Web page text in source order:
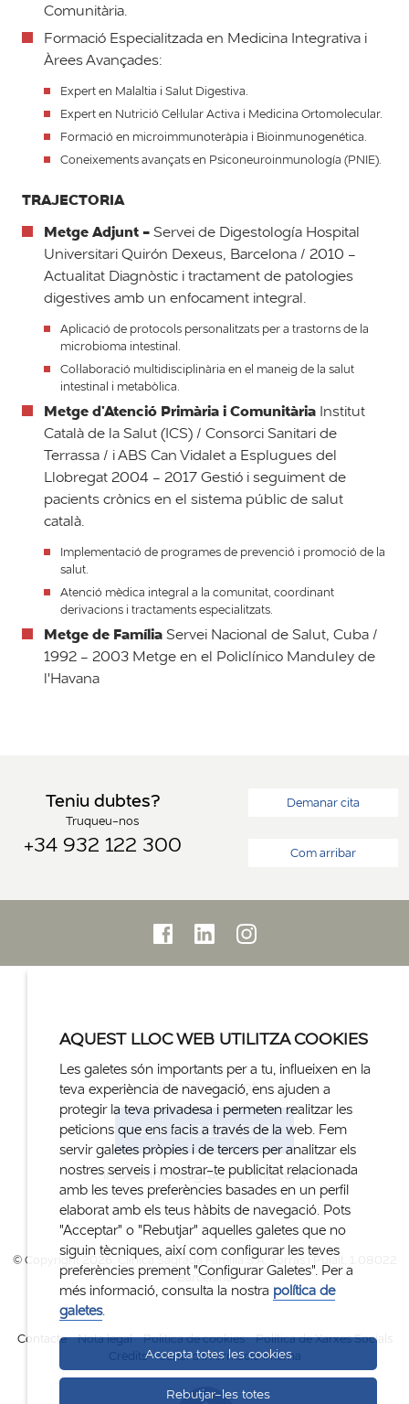
Comunitària.
Formació Especialitzada en Medicina Integrativa i
Àrees Avançades:
Expert en Malaltia i Salut Digestiva.
Expert en Nutrició Cel·lular Activa i Medicina Ortomolecular.
Formació en microimmunoteràpia i Bioinmunogenética.
Coneixements avançats en Psiconeuroinmunología (PNIE).
TRAJECTORIA
Metge Adjunt -Servei de Digestología Hospital
Universitari Quirón Dexeus, Barcelona / 2010 -
Actualitat Diagnòstic i tractament de patologies
digestives amb un enfocament integral.
Aplicació de protocols personalitzats per a trastorns de la
microbioma intestinal.
Col·laboració multidisciplinària en el maneig de la salut
intestinal i metabòlica.
Metge d'Atenció Primària i Comunitària Institut
Català de la Salut (ICS) / Consorci Sanitari de
Terrassa / i ABS Can Vidalet a Esplugues del
Llobregat 2004 - 2017 Gestió i seguiment de
pacients crònics en el sistema públic de salut
català.
Implementació de programes de prevenció i promoció de la
salut.
Atenció mèdica integral a la comunitat, coordinant
derivacions i tractaments especialitzats.
Metge de FamíliaServei Nacional de Salut, Cuba /
1992 - 2003 Metge en el Policlínico Manduley de
l'Havana
Teniu dubtes?
Truqueu-nos
+34 932 122 300
Demanar cita
Com arribar
Atenció al client
+34 932 122 300
info@clinicasagradafamilia.com
© Copyright 2026. Clinica Sagrada Família S.A. Torras i Pujalt, 1.08022
Barcelona
Contacte Nota legal Politica de cookies
Política de Xarxes Socials
Crèdits
Canal d'informació interna
AQUEST LLOC WEB UTILITZA COOKIES
Les galetes són importants per a tu, influeixen en la
teva experiència de navegació, ens ajuden a
protegir la teva privadesa i permeten realitzar les
peticions que ens facis a través de la web. Fem
servir galetes pròpies i de tercers per analitzar els
nostres serveis i mostrar-te publicitat relacionada
amb les teves preferències basades en un perfil
elaborat amb els teus hàbits de navegació. Pots
"Acceptar" o "Rebutjar" aquelles galetes que no
siguin tècniques, així com configurar les teves
preferències prement "Configurar Galetes". Per a
més informació, consulta la nostra política de
galetes.
Accepta totes les cookies
Rebutjar-les totes